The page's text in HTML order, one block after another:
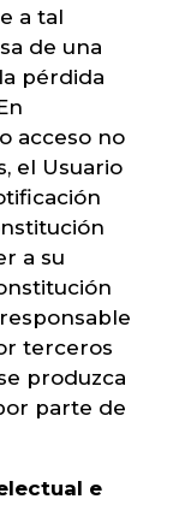
a tal
de una
pérdida
acceso no
el Usuario
a su
terceros
produzca
parte de
e